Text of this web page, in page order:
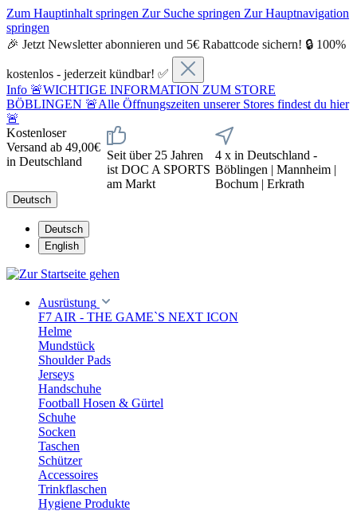
Zum Hauptinhalt springen Zur Suche springen Zur Hauptnavigation
springen
🎉 Jetzt Newsletter abonnieren und 5€ Rabattcode sichern! 🔒 100%
kostenlos - jederzeit kündbar! ✅
Info 🚨WICHTIGE INFORMATION ZUM STORE
BÖBLINGEN 🚨Alle Öffnungszeiten unserer Stores findest du hier
🚨
Kostenloser
Versand ab 49,00€
in Deutschland
Seit über 25 Jahren
ist DOC A SPORTS
am Markt
4 x in Deutschland -
Böblingen | Mannheim |
Bochum | Erkrath
Deutsch
Deutsch
English
Ausrüstung
F7 AIR - THE GAME`S NEXT ICON
Helme
Mundstück
Shoulder Pads
Jerseys
Handschuhe
Football Hosen & Gürtel
Schuhe
Socken
Taschen
Schützer
Accessoires
Trinkflaschen
Hygiene Produkte